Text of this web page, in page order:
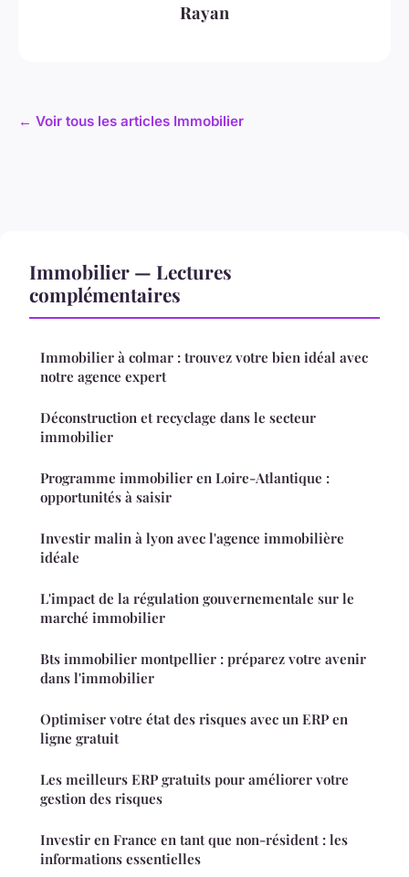
Rayan
← Voir tous les articles Immobilier
Immobilier — Lectures
complémentaires
Immobilier à colmar : trouvez votre bien idéal avec
notre agence expert
Déconstruction et recyclage dans le secteur
immobilier
Programme immobilier en Loire-Atlantique :
opportunités à saisir
Investir malin à lyon avec l'agence immobilière
idéale
L'impact de la régulation gouvernementale sur le
marché immobilier
Bts immobilier montpellier : préparez votre avenir
dans l'immobilier
Optimiser votre état des risques avec un ERP en
ligne gratuit
Les meilleurs ERP gratuits pour améliorer votre
gestion des risques
Investir en France en tant que non-résident : les
informations essentielles